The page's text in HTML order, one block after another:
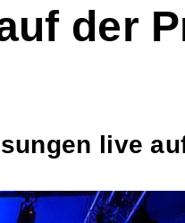
der
live